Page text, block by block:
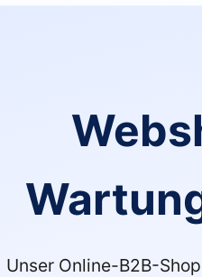
Unser Online-B2B-